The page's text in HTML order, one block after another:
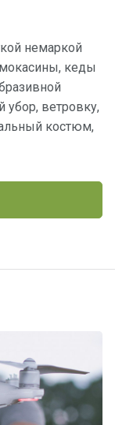
немаркой
кеды
убор, ветровку,
костюм,